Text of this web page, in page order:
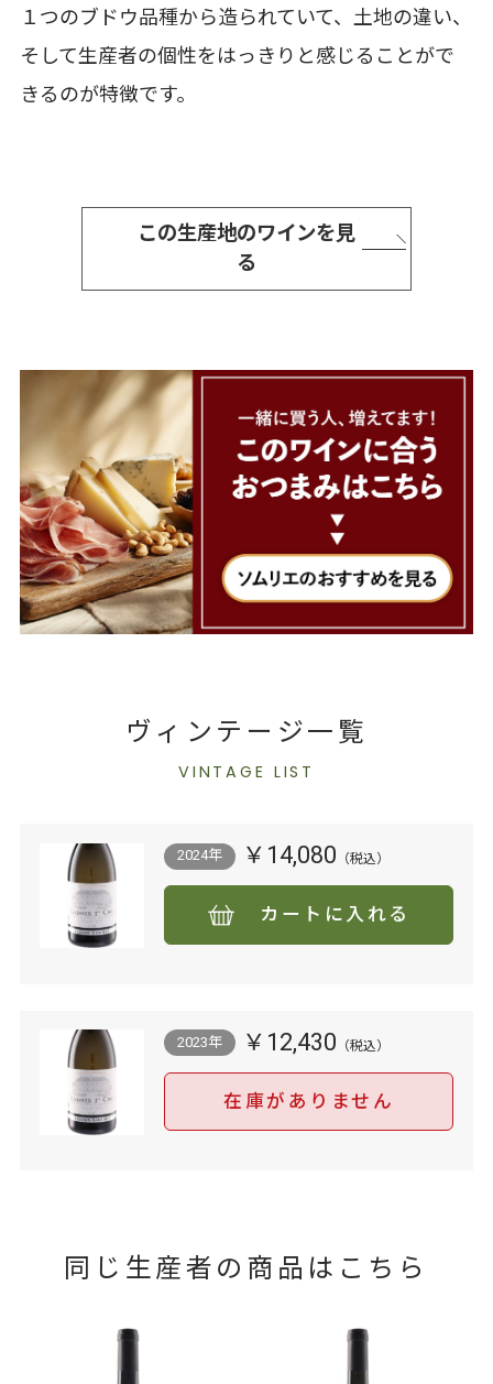
１つのブドウ品種から造られていて、土地の違い、
そして生産者の個性をはっきりと感じることがで
きるのが特徴です。
この生産地のワインを見
る
ヴィンテージ一覧
VINTAGE LIST
2024年 ￥14,080
カートに入れる
2023年 ￥12,430
在庫がありません
同じ生産者の商品はこちら